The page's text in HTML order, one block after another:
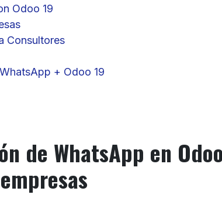
Odoo 19
Consultores
+ Odoo 19
de WhatsApp en